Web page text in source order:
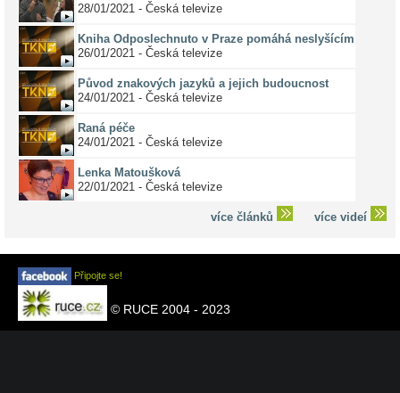
28/01/2021 - Česká televize
Kniha Odposlechnuto v Praze pomáhá neslyšícím
26/01/2021 - Česká televize
Původ znakových jazyků a jejich budoucnost
24/01/2021 - Česká televize
Raná péče
24/01/2021 - Česká televize
Lenka Matoušková
22/01/2021 - Česká televize
více článků více videí
Připojte se!
© RUCE 2004 - 2023